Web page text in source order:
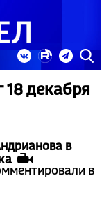
18 декабря
в
в